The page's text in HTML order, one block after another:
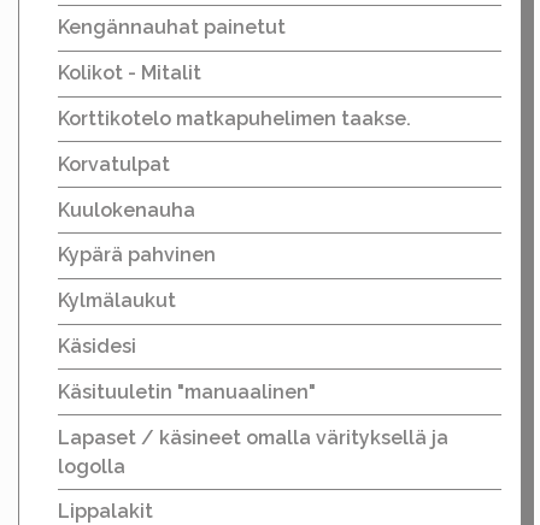
Kengännauhat painetut
Kolikot - Mitalit
Korttikotelo matkapuhelimen taakse.
Korvatulpat
Kuulokenauha
Kypärä pahvinen
Kylmälaukut
Käsidesi
Käsituuletin "manuaalinen"
Lapaset / käsineet omalla värityksellä ja
logolla
Lippalakit